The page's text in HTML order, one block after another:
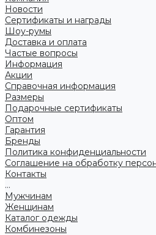
Новости
Сертификаты и награды
Шоу-румы
Доставка и оплата
Частые вопросы
Информация
Акции
Справочная информация
Размеры
Подарочные сертификаты
Оптом
Гарантия
Бренды
Политика конфиденциальности
Соглашение на обработку
Контакты
...
Мужчинам
Женщинам
Каталог одежды
Комбинезоны